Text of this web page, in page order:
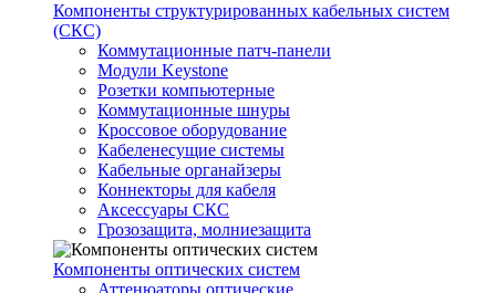
Компоненты структурированных кабельных систем
(СКС)
Коммутационные патч-панели
Модули Keystone
Розетки компьютерные
Коммутационные шнуры
Кроссовое оборудование
Кабеленесущие системы
Кабельные органайзеры
Коннекторы для кабеля
Аксессуары СКС
Грозозащита, молниезащита
Компоненты оптических систем
Аттенюаторы оптические